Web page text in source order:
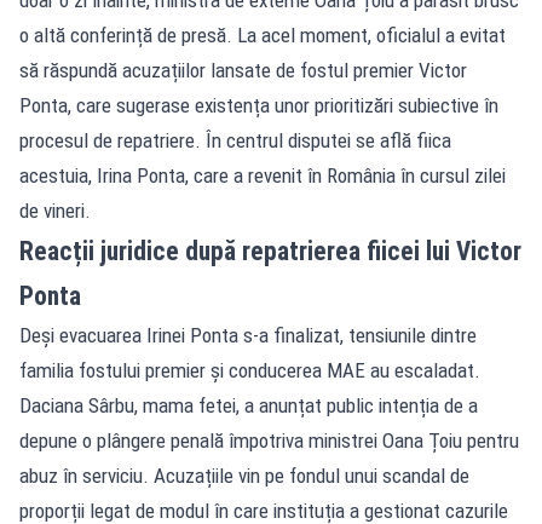
o altă conferință de presă. La acel moment, oficialul a evitat
să răspundă acuzațiilor lansate de fostul premier Victor
Ponta, care sugerase existența unor prioritizări subiective în
procesul de repatriere. În centrul disputei se află fiica
acestuia, Irina Ponta, care a revenit în România în cursul zilei
de vineri.
Reacții juridice după repatrierea fiicei lui Victor
Ponta
Deși evacuarea Irinei Ponta s-a finalizat, tensiunile dintre
familia fostului premier și conducerea MAE au escaladat.
Daciana Sârbu, mama fetei, a anunțat public intenția de a
depune o plângere penală împotriva ministrei Oana Țoiu pentru
abuz în serviciu. Acuzațiile vin pe fondul unui scandal de
proporții legat de modul în care instituția a gestionat cazurile